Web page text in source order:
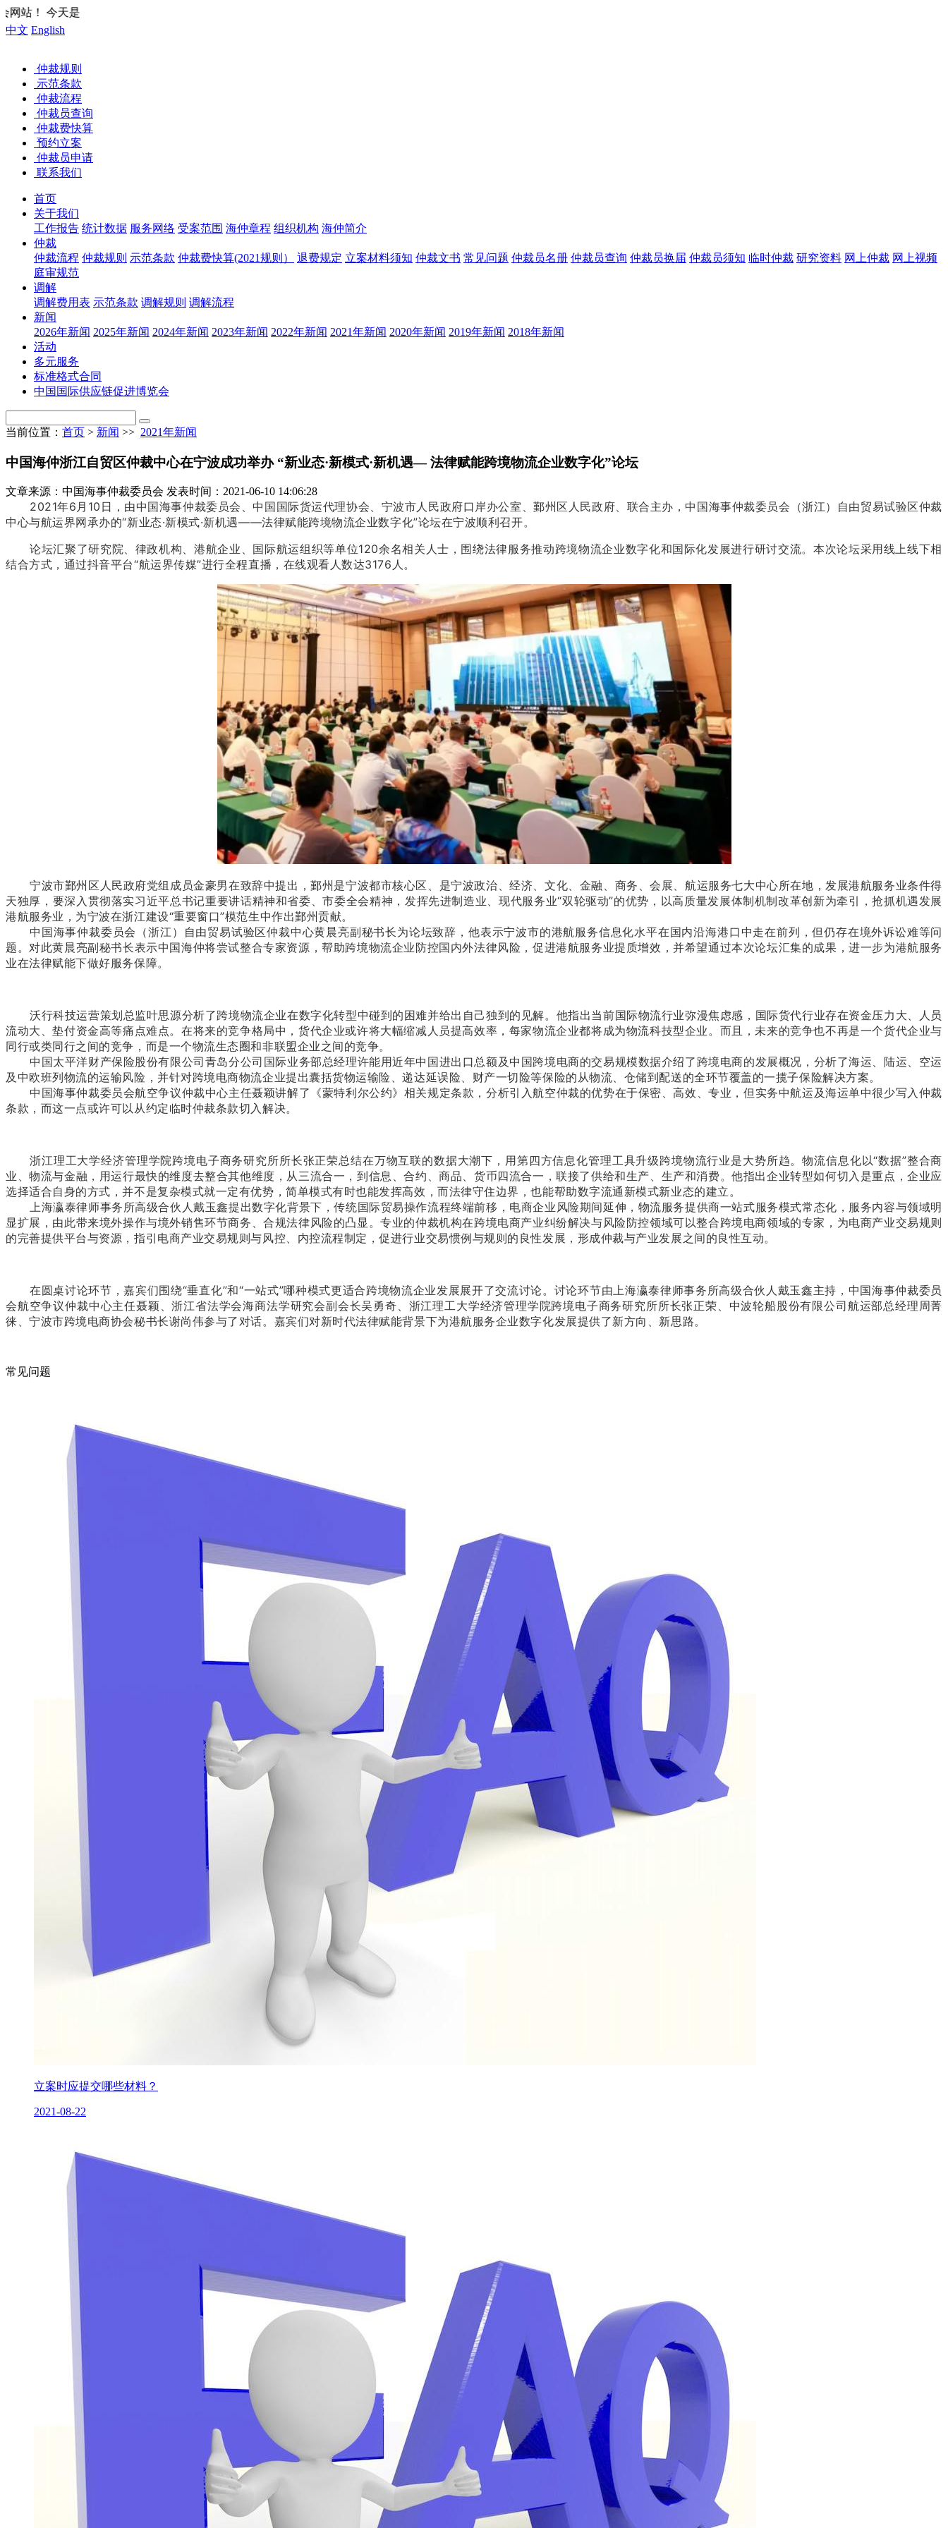
中文 English
仲裁规则
示范条款
仲裁流程
仲裁员查询
仲裁费快算
预约立案
仲裁员申请
联系我们
首页
关于我们
工作报告 统计数据 服务网络 受案范围 海仲章程 组织机构 海仲简介
仲裁
仲裁流程 仲裁规则 示范条款 仲裁费快算(2021规则） 退费规定 立案材料须知 仲裁文书 常见问题 仲裁员名册 仲裁员查询 仲裁员换届 仲裁员须知 临时仲裁 研究资料 网上仲裁 网上视频
庭审规范
调解
调解费用表 示范条款 调解规则 调解流程
新闻
2026年新闻 2025年新闻 2024年新闻 2023年新闻 2022年新闻 2021年新闻 2020年新闻 2019年新闻 2018年新闻
活动
多元服务
标准格式合同
中国国际供应链促进博览会
当前位置： 首页 > 新闻 >> 2021年新闻
中国海仲浙江自贸区仲裁中心在宁波成功举办 “新业态·新模式·新机遇— 法律赋能跨境物流企业数字化”论坛
文章来源：中国海事仲裁委员会 发表时间：2021-06-10 14:06:28
2021年6月10日，由中国海事仲裁委员会、中国国际货运代理协会、宁波市人民政府口岸办公室、鄞州区人民政府、联合主办，中国海事仲裁委员会（浙江）自由贸易试验区仲裁
中心与航运界网承办的“新业态·新模式·新机遇——法律赋能跨境物流企业数字化”论坛在宁波顺利召开。
论坛汇聚了研究院、律政机构、港航企业、国际航运组织等单位120余名相关人士，围绕法律服务推动跨境物流企业数字化和国际化发展进行研讨交流。本次论坛采用线上线下相
结合方式，通过抖音平台“航运界传媒”进行全程直播，在线观看人数达3176人。
宁波市鄞州区人民政府党组成员金豪男在致辞中提出，鄞州是宁波都市核心区、是宁波政治、经济、文化、金融、商务、会展、航运服务七大中心所在地，发展港航服务业条件得
天独厚，要深入贯彻落实习近平总书记重要讲话精神和省委、市委全会精神，发挥先进制造业、现代服务业“双轮驱动”的优势，以高质量发展体制机制改革创新为牵引，抢抓机遇发展
港航服务业，为宁波在浙江建设“重要窗口”模范生中作出鄞州贡献。
中国海事仲裁委员会（浙江）自由贸易试验区仲裁中心黄晨亮副秘书长为论坛致辞，他表示宁波市的港航服务信息化水平在国内沿海港口中走在前列，但仍存在境外诉讼难等问
题。对此黄晨亮副秘书长表示中国海仲将尝试整合专家资源，帮助跨境物流企业防控国内外法律风险，促进港航服务业提质增效，并希望通过本次论坛汇集的成果，进一步为港航服务
业在法律赋能下做好服务保障。
沃行科技运营策划总监叶思源分析了跨境物流企业在数字化转型中碰到的困难并给出自己独到的见解。他指出当前国际物流行业弥漫焦虑感，国际货代行业存在资金压力大、人员
流动大、垫付资金高等痛点难点。在将来的竞争格局中，货代企业或许将大幅缩减人员提高效率，每家物流企业都将成为物流科技型企业。而且，未来的竞争也不再是一个货代企业与
同行或类同行之间的竞争，而是一个物流生态圈和非联盟企业之间的竞争。
中国太平洋财产保险股份有限公司青岛分公司国际业务部总经理许能用近年中国进出口总额及中国跨境电商的交易规模数据介绍了跨境电商的发展概况，分析了海运、陆运、空运
及中欧班列物流的运输风险，并针对跨境电商物流企业提出囊括货物运输险、递达延误险、财产一切险等保险的从物流、仓储到配送的全环节覆盖的一揽子保险解决方案。
中国海事仲裁委员会航空争议仲裁中心主任聂颖讲解了《蒙特利尔公约》相关规定条款，分析引入航空仲裁的优势在于保密、高效、专业，但实务中航运及海运单中很少写入仲裁
条款，而这一点或许可以从约定临时仲裁条款切入解决。
浙江理工大学经济管理学院跨境电子商务研究所所长张正荣总结在万物互联的数据大潮下，用第四方信息化管理工具升级跨境物流行业是大势所趋。物流信息化以“数据”整合商
业、物流与金融，用运行最快的维度去整合其他维度，从三流合一，到信息、合约、商品、货币四流合一，联接了供给和生产、生产和消费。他指出企业转型如何切入是重点，企业应
选择适合自身的方式，并不是复杂模式就一定有优势，简单模式有时也能发挥高效，而法律守住边界，也能帮助数字流通新模式新业态的建立。
上海瀛泰律师事务所高级合伙人戴玉鑫提出数字化背景下，传统国际贸易操作流程终端前移，电商企业风险期间延伸，物流服务提供商一站式服务模式常态化，服务内容与领域明
显扩展，由此带来境外操作与境外销售环节商务、合规法律风险的凸显。专业的仲裁机构在跨境电商产业纠纷解决与风险防控领域可以整合跨境电商领域的专家，为电商产业交易规则
的完善提供平台与资源，指引电商产业交易规则与风控、内控流程制定，促进行业交易惯例与规则的良性发展，形成仲裁与产业发展之间的良性互动。
在圆桌讨论环节，嘉宾们围绕“垂直化”和“一站式”哪种模式更适合跨境物流企业发展展开了交流讨论。讨论环节由上海瀛泰律师事务所高级合伙人戴玉鑫主持，中国海事仲裁委员
会航空争议仲裁中心主任聂颖、浙江省法学会海商法学研究会副会长吴勇奇、浙江理工大学经济管理学院跨境电子商务研究所所长张正荣、中波轮船股份有限公司航运部总经理周菁
徕、宁波市跨境电商协会秘书长谢尚伟参与了对话。嘉宾们对新时代法律赋能背景下为港航服务企业数字化发展提供了新方向、新思路。
常见问题
立案时应提交哪些材料？
2021-08-22